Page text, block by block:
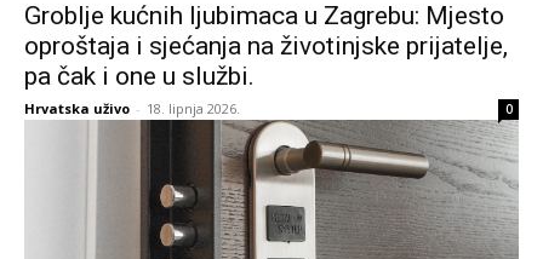
Groblje kućnih ljubimaca u Zagrebu: Mjesto
oproštaja i sjećanja na životinjske prijatelje,
pa čak i one u službi.
Hrvatska uživo - 18. lipnja 2026. 0